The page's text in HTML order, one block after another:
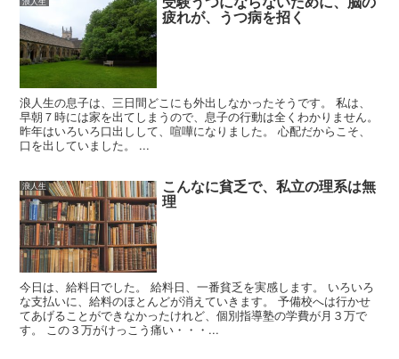
疲れが、うつ病を招く
浪人生の息子は、三日間どこにも外出しなかったそうです。 私は、
早朝７時には家を出てしまうので、息子の行動は全くわかりません。
昨年はいろいろ口出しして、喧嘩になりました。 心配だからこそ、
口を出していました。 ...
浪人生 こんなに貧乏で、私立の理系は無
理
今日は、給料日でした。 給料日、一番貧乏を実感します。 いろいろ
な支払いに、給料のほとんどが消えていきます。 予備校へは行かせ
てあげることができなかったけれど、個別指導塾の学費が月３万で
す。 この３万がけっこう痛い・・・...